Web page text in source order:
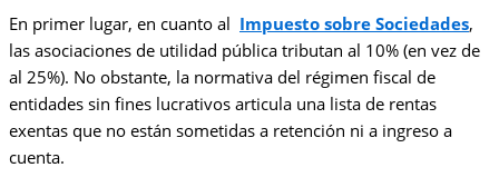
En primer lugar, en cuanto al Impuesto sobre Sociedades,
las asociaciones de utilidad pública tributan al 10% (en vez de
al 25%). No obstante, la normativa del régimen fiscal de
entidades sin fines lucrativos articula una lista de rentas
exentas que no están sometidas a retención ni a ingreso a
cuenta.